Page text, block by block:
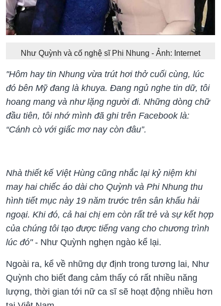
Như Quỳnh và cố nghệ sĩ Phi Nhung - Ảnh: Internet
"Hôm hay tin Nhung vừa trút hơi thở cuối cùng, lúc
đó bên Mỹ đang là khuya. Đang ngủ nghe tin dữ, tôi
hoang mang và như lặng người đi. Những dòng chữ
đầu tiên, tôi nhớ mình đã ghi trên Facebook là:
“Cánh cò với giấc mơ nay còn đâu”.
Nhà thiết kế Việt Hùng cũng nhắc lại kỷ niệm khi
may hai chiếc áo dài cho Quỳnh và Phi Nhung thu
hình tiết mục này 19 năm trước trên sân khấu hải
ngoại. Khi đó, cả hai chị em còn rất trẻ và sự kết hợp
của chúng tôi tạo được tiếng vang cho chương trình
lúc đó"- Như Quỳnh nghẹn ngào kể lại.
Ngoài ra, kể về những dự định trong tương lai, Như
Quỳnh cho biết đang cảm thấy có rất nhiều năng
lượng, thời gian tới nữ ca sĩ sẽ hoạt động nhiều hơn